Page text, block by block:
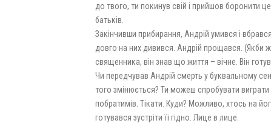
до твого, ти покинув свій і прийшов боронити
батьків.
Закінчивши прибирання, Андрій умився і
довго на них дивився. Андрій прощався. (Якби ж
священника, він знав що життя – вічне. Він
Чи передчував Андрій смерть у буквальному
того змінюється? Ти можеш спробувати
побратимів. Тікати. Куди? Можливо, хтось на
готувався зустріти її гідно. Лице в лице.